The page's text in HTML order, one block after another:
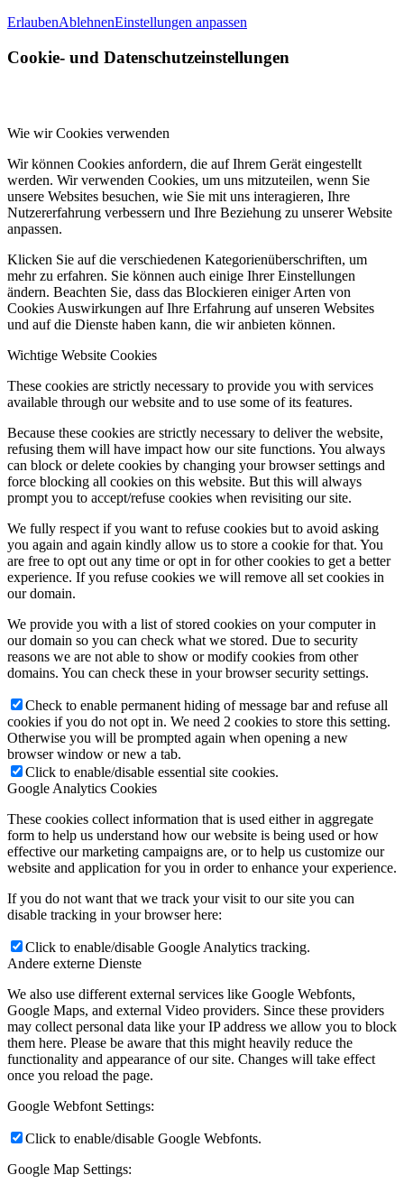
ErlaubenAblehnenEinstellungen anpassen
Cookie- und Datenschutzeinstellungen
Wie wir Cookies verwenden
Wir können Cookies anfordern, die auf Ihrem Gerät eingestellt
werden. Wir verwenden Cookies, um uns mitzuteilen, wenn Sie
unsere Websites besuchen, wie Sie mit uns interagieren, Ihre
Nutzererfahrung verbessern und Ihre Beziehung zu unserer Website
anpassen.
Klicken Sie auf die verschiedenen Kategorienüberschriften, um
mehr zu erfahren. Sie können auch einige Ihrer Einstellungen
ändern. Beachten Sie, dass das Blockieren einiger Arten von
Cookies Auswirkungen auf Ihre Erfahrung auf unseren Websites
und auf die Dienste haben kann, die wir anbieten können.
Wichtige Website Cookies
These cookies are strictly necessary to provide you with services
available through our website and to use some of its features.
Because these cookies are strictly necessary to deliver the website,
refusing them will have impact how our site functions. You always
can block or delete cookies by changing your browser settings and
force blocking all cookies on this website. But this will always
prompt you to accept/refuse cookies when revisiting our site.
We fully respect if you want to refuse cookies but to avoid asking
you again and again kindly allow us to store a cookie for that. You
are free to opt out any time or opt in for other cookies to get a better
experience. If you refuse cookies we will remove all set cookies in
our domain.
We provide you with a list of stored cookies on your computer in
our domain so you can check what we stored. Due to security
reasons we are not able to show or modify cookies from other
domains. You can check these in your browser security settings.
Check to enable permanent hiding of message bar and refuse all
cookies if you do not opt in. We need 2 cookies to store this setting.
Otherwise you will be prompted again when opening a new
browser window or new a tab.
Click to enable/disable essential site cookies.
Google Analytics Cookies
These cookies collect information that is used either in aggregate
form to help us understand how our website is being used or how
effective our marketing campaigns are, or to help us customize our
website and application for you in order to enhance your experience.
If you do not want that we track your visit to our site you can
disable tracking in your browser here:
Click to enable/disable Google Analytics tracking.
Andere externe Dienste
We also use different external services like Google Webfonts,
Google Maps, and external Video providers. Since these providers
may collect personal data like your IP address we allow you to block
them here. Please be aware that this might heavily reduce the
functionality and appearance of our site. Changes will take effect
once you reload the page.
Google Webfont Settings:
Click to enable/disable Google Webfonts.
Google Map Settings: